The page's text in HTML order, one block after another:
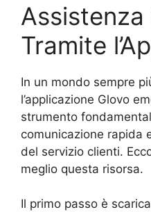
Assistenza
Tramite
In un mondo sempre
l’applicazione Glovo
strumento
comunicazione rapida
del servizio clienti.
meglio questa risorsa.
Il primo passo è